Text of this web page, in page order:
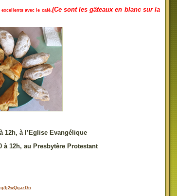
avec le café. (Ce sont les gâteaux en blanc sur la
12h, à l’Eglise Evangélique
à 12h, au Presbytère Protestant
fj2wQgazDn